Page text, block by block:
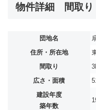
物件詳細 間取り
団地名
住所・所在地
間取り
広さ・面積
建設年度
築年数